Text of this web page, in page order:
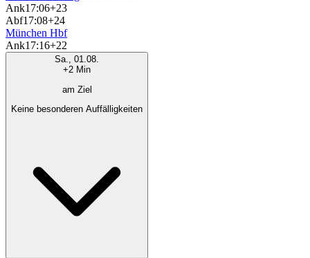
Ank17:06+23
Abf17:08+24
München Hbf
Ank17:16+22
Sa., 01.08.
+2 Min
am Ziel
Keine besonderen Auffälligkeiten